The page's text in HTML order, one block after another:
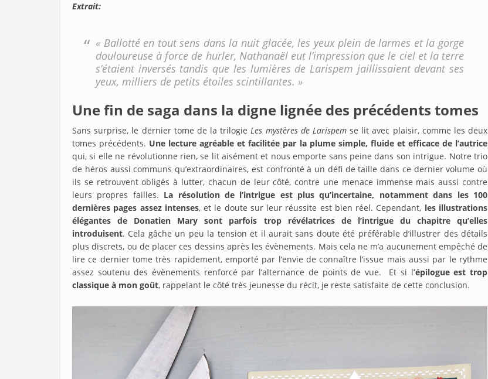
Extrait:
« Ballotté en tout sens dans la nuit glacée, les yeux plein de larmes et la gorge
douloureuse à force de hurler, Nathanaël eut l’impression que le ciel et la terre
s’étaient inversés tandis que les lumières de Larispem jaillissaient devant ses
yeux, milliers de petits étoiles scintillantes. »
Une fin de saga dans la digne lignée des précédents tomes
Sans surprise, le dernier tome de la trilogieLes mystères de Larispemse lit avec plaisir, comme les deux
tomes précédents. Une lecture agréable et facilitée par la plume simple, fluide et efficace de l’autrice
qui, si elle ne révolutionne rien, se lit aisément et nous emporte sans peine dans son intrigue. Notre trio
de héros aussi communs qu’extraordinaires, est confronté à un défi de taille dans ce dernier volume où
ils se retrouvent obligés à lutter, chacun de leur côté, contre une menace immense mais aussi contre
leurs propres failles. La résolution de l’intrigue est plus qu’incertaine, notamment dans les 100
dernières pages assez intenses, et le doute sur leur réussite est bien réel. Cependant, les illustrations
élégantes de Donatien Mary sont parfois trop révélatrices de l’intrigue du chapitre qu’elles
introduisent. Cela gâche un peu la tension et il aurait sans doute été préférable d’illustrer des détails
plus discrets, ou de placer ces dessins après les évènements. Mais cela ne m’a aucunement empêché de
lire ce dernier tome très rapidement, emporté par l’envie de connaître l’issue mais aussi par le rythme
assez soutenu des évènements renforcé par l’alternance de points de vue. Et si l’épilogue est trop
classique à mon goût, rappelant le côté très jeunesse du récit, je reste satisfaite de cette conclusion.